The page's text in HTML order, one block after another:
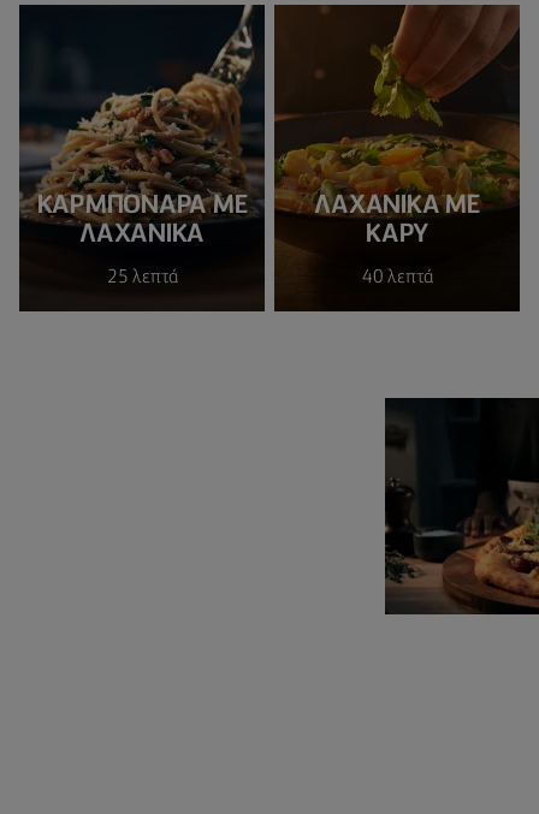
ΚΑΡΜΠΟΝΑΡΑ ΜΕ
ΛΑΧΑΝΙΚΑ
25 λεπτά
ΛΑΧΑΝΙΚΑ ΜΕ
ΚΑΡΥ
40 λεπτά